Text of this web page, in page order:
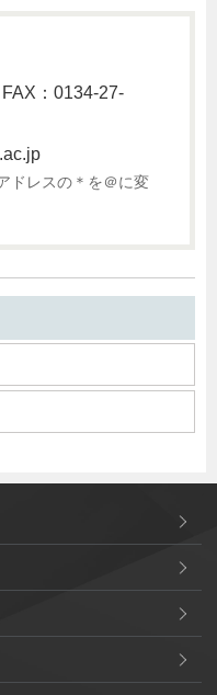
：0134-27-
ドレスの＊を＠に変